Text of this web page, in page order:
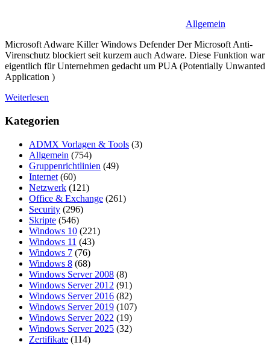
Allgemein
Microsoft Adware Killer Windows Defender Der Microsoft Anti-
Virenschutz blockiert seit kurzem auch Adware. Diese Funktion war
eigentlich für Unternehmen gedacht um PUA (Potentially Unwanted
Application )
Weiterlesen
Kategorien
ADMX Vorlagen & Tools (3)
Allgemein (754)
Gruppenrichtlinien (49)
Internet (60)
Netzwerk (121)
Office & Exchange (261)
Security (296)
Skripte (546)
Windows 10 (221)
Windows 11 (43)
Windows 7 (76)
Windows 8 (68)
Windows Server 2008 (8)
Windows Server 2012 (91)
Windows Server 2016 (82)
Windows Server 2019 (107)
Windows Server 2022 (19)
Windows Server 2025 (32)
Zertifikate (114)